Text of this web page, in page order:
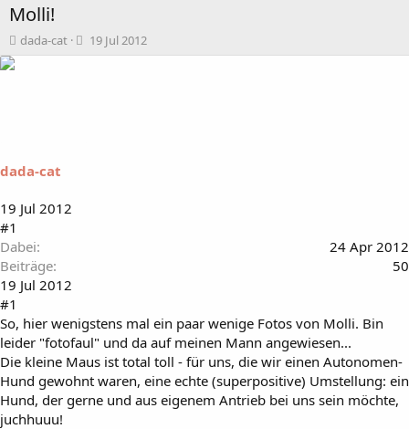
Molli!
T
h
a
t
e
dada-cat
B
e
19 Jul 2012
dada-cat
19 Jul 2012
#1
Dabei
24 Apr 2012
Beiträge
50
19 Jul 2012
#1
So, hier wenigstens mal ein paar wenige Fotos von Molli. Bin
leider "fotofaul" und da auf meinen Mann angewiesen...
Die kleine Maus ist total toll - für uns, die wir einen Autonomen-
Hund gewohnt waren, eine echte (superpositive) Umstellung: ein
Hund, der gerne und aus eigenem Antrieb bei uns sein möchte,
juchhuuu!